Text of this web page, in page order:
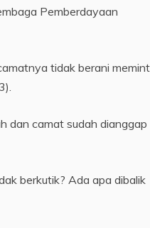
Pemberdayaan
tidak berani
dan camat sudah
berkutik? Ada apa dibalik